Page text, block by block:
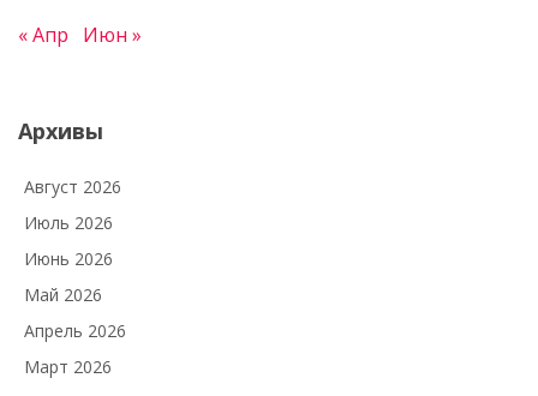
« Апр
Июн »
Архивы
Август 2026
Июль 2026
Июнь 2026
Май 2026
Апрель 2026
Март 2026